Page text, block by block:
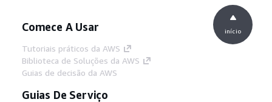
Comece A Usar
Tutoriais práticos da AWS
Biblioteca de Soluções da AWS
Guias de decisão da AWS
Guias De Serviço
início